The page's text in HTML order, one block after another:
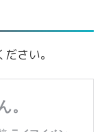
さい。